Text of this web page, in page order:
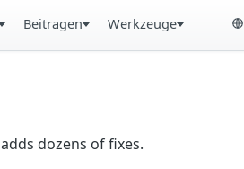
Beitragen Werkzeuge
dozens of fixes.